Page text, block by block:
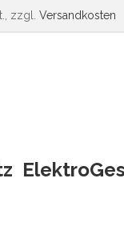
zzgl. Versandkosten